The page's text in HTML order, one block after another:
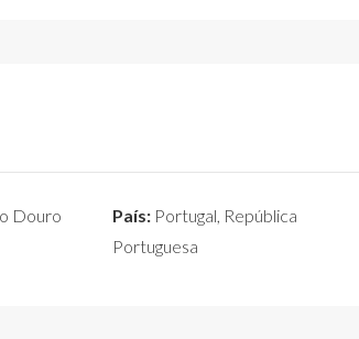
Douro País: Portugal, República
Portuguesa